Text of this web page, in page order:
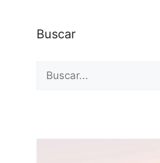
Buscar
Buscar: